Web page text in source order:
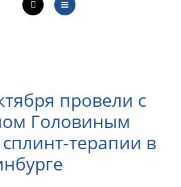
провели с
Головиным
терапии в